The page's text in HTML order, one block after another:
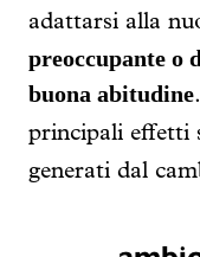
adattarsi alla
preoccupante o
buona abitudine
principali effetti
generati dal